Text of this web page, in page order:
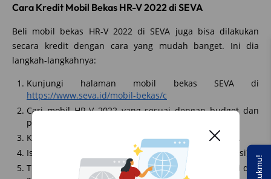
Cara Kredit Mobil Bekas HR-V 2022 di SEVA
Beli mobil bekas HR-V 2022 di SEVA juga bisa dilakukan
secara kredit dengan cara yang mudah banget. Ini dia
langkah-langkahnya:
Kunjungi halaman mobil bekas SEVA di
https://www.seva.id/mobil-bekas/c
Cari mobil HR-V 2022 yang sesuai dengan budget dan
preferensi kamu.
Klik tombol
di halaman detail mobil.
Isi formulir yang tersedia (nama, nomor HP, dan lokasi).
Tim SEVA akan menghubungi kamu untuk konsultasi dan